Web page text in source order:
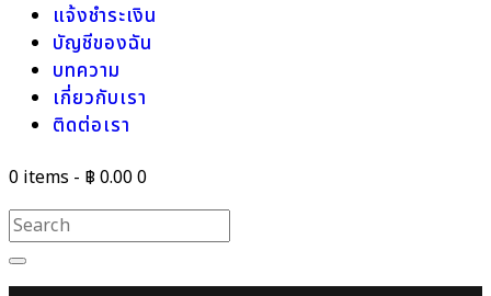
แจ้งชำระเงิน
บัญชีของฉัน
บทความ
เกี่ยวกับเรา
ติดต่อเรา
0 items - ฿ 0.000